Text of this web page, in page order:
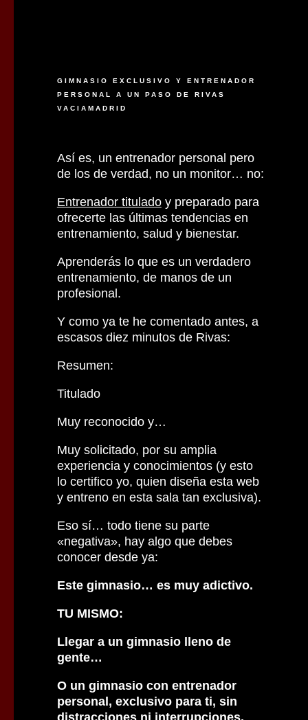
GIMNASIO EXCLUSIVO Y ENTRENADOR
PERSONAL A UN PASO DE RIVAS
VACIAMADRID
Así es, un entrenador personal pero
de los de verdad, no un monitor… no:
Entrenador tituladoy preparado para
ofrecerte las últimas tendencias en
entrenamiento, salud y bienestar.
Aprenderás lo que es un verdadero
entrenamiento, de manos de un
profesional.
Y como ya te he comentado antes, a
escasos diez minutos de Rivas:
Resumen:
Titulado
Muy reconocido y…
Muy solicitado, por su amplia
experiencia y conocimientos (y esto
lo certifico yo, quien diseña esta web
y entreno en esta sala tan exclusiva).
Eso sí… todo tiene su parte
«negativa», hay algo que debes
conocer desde ya:
Este gimnasio… es muy adictivo.
TU MISMO:
Llegar a un gimnasio lleno de
gente…
O un gimnasio con entrenador
personal, exclusivo para ti, sin
distracciones ni interrupciones.